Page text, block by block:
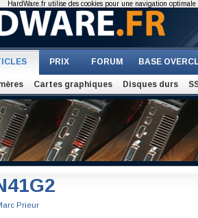
PRIX FORUM BASE
Cartes graphiques Disques durs
Prieur
HardWare.fr utilise des cookies pour une navigation